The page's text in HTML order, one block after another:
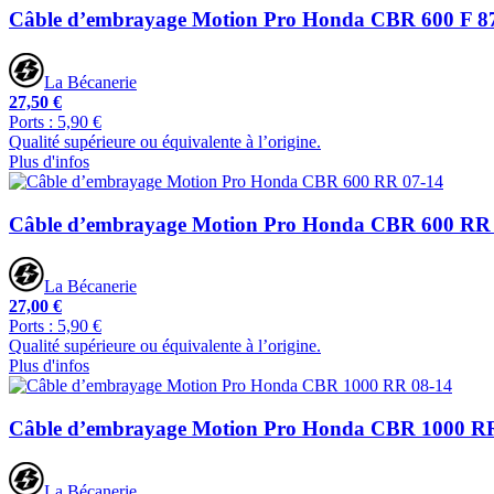
Câble d’embrayage Motion Pro Honda CBR 600 F
La Bécanerie
27,50 €
Ports : 5,90 €
Qualité supérieure ou équivalente à l’origine.
Plus d'infos
Câble d’embrayage Motion Pro Honda CBR 600 RR
La Bécanerie
27,00 €
Ports : 5,90 €
Qualité supérieure ou équivalente à l’origine.
Plus d'infos
Câble d’embrayage Motion Pro Honda CBR 1000